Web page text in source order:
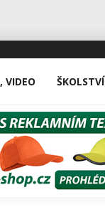
VIDEO ŠKOLSTVÍ